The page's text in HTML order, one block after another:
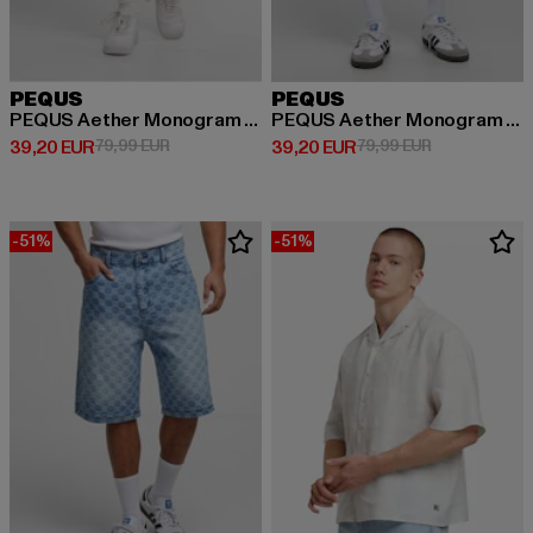
PEQUS
PEQUS Aether Monogram Ripstop Cargo Short
39,20 EUR
Derzeitiger Preis: 39,20 EUR
79,99 EURAktionspreis: 79,99 EUR
PEQUS
PEQUS Aether Monogram Denim Jorts
39,20 EUR
Derzeitiger Preis: 39,20 EUR
79,99 EURAktionspreis:
-51% -51%